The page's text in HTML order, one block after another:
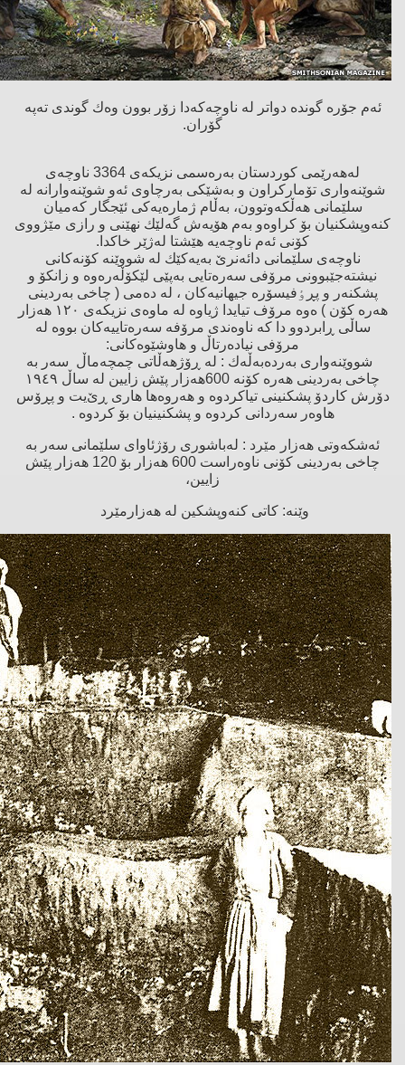
ئەم جۆرە گوندە دواتر لە ناوچەكەدا زۆر بوون وەك گوندی تەپە
گۆران.
لەهەرێمی كوردستان بەرەسمی نزیكەی 3364 ناوچەی
شوێنەواری تۆماركراون و بەشێكی بەرچاوی ئەو شوێنەوارانە لە
سلێمانی هەڵكەوتوون، بەڵام ژمارەیەكی ئێجگار كەمیان
كنەوپشكنیان بۆ كراوەو بەم هۆیەش گەلێك نهێنی و رازی مێژووی
كۆنی ئەم ناوچەیە هێشتا لەژێر خاكدا.
ناوچەی سلێمانی دائەنرێ بەیەكێك لە شووێنە كۆنەكانی
نیشتەجێبوونی مرۆفی سەرەتایی بەپێی لێكۆڵەرەوە و زانكۆ و
پشكنەر و پڕٶفیسۆرە جیهانیەكان ، لە دەمی ( چاخی بەردینی
هەرە كۆن ) ەوە مرۆف تیایدا ژیاوە لە ماوەی نزیكەی ١٢٠ هەزار
ساڵی ڕابردوو دا كە ناوەندی مرۆفە سەرەتاییەكان بووە لە
مرۆفی نیادەرتاڵ و هاوشێوەكانی:
شووێنەواری بەردەبەڵەك : لە ڕۆژهەڵاتی چمچەماڵ سەر بە
چاخی بەردینی هەرە كۆنە 600هەزار پێش زایین لە ساڵ ١٩٤٩
دۆرش كاردۆ پشكنینی تیاكردوە و هەروەها هاری ڕێ‌یت و پڕۆس
هاوەر سەردانی كردوە و پشكنینیان بۆ كردوە .
ئەشكەوتی هەزار مێرد : لەباشوری رۆژئاوای سلێمانی سەر بە
چاخی بەردینی كۆنی ناوەراست 600 هەزار بۆ 120 هەزار پێش
زایین،
وێنە: كاتی كنەوپشكین لە هەزارمێرد